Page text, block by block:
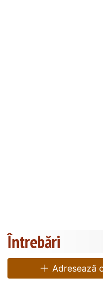
Întrebări
Adresează